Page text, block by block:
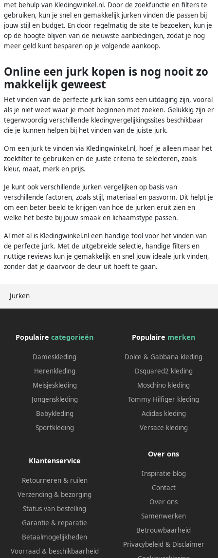
Jurken
met behulp van Kledingwinkel.nl. Door de zoekfunctie en filters te
gebruiken, kun je snel en gemakkelijk jurken vinden die passen bij
jouw stijl en budget. En door regelmatig de site te bezoeken, kun je
op de hoogte blijven van de nieuwste aanbiedingen, zodat je nog
meer geld kunt besparen op je volgende aankoop.
Online een jurk kopen is nog nooit zo
makkelijk geweest
Het vinden van de perfecte jurk kan soms een uitdaging zijn, vooral
als je niet weet waar je moet beginnen met zoeken. Gelukkig zijn er
tegenwoordig verschillende kledingvergelijkingssites beschikbaar
die je kunnen helpen bij het vinden van de juiste jurk.
Om een jurk te vinden via Kledingwinkel.nl, hoef je alleen maar het
zoekfilter te gebruiken en de juiste criteria te selecteren, zoals
kleur, maat, merk en prijs.
Je kunt ook verschillende jurken vergelijken op basis van
verschillende factoren, zoals stijl, materiaal en pasvorm. Dit helpt je
om een beter beeld te krijgen van hoe de jurken eruit zien en
welke het beste bij jouw smaak en lichaamstype passen.
Al met al is Kledingwinkel.nl een handige tool voor het vinden van
de perfecte jurk. Met de uitgebreide selectie, handige filters en
nuttige reviews kun je gemakkelijk en snel jouw ideale jurk vinden,
zonder dat je daarvoor de deur uit hoeft te gaan.
Populaire categorieën
Dameskleding
Herenkleding
Meisjeskleding
Jongenskleding
Babykleding
Sportkleding
Populaire merken
Dolce & Gabbana kleding
Dsquared2 kleding
Moschino kleding
Tommy Hilfiger kleding
Adidas kleding
Versace kleding
Klantenservice
Retourneren & ruilen
Verzending & bezorging
Status van bestelling
Garantie & reparatie
Betaalmogelijkheden
Voorraad & beschikbaarheid
Over ons
Inspiratie blog
Contact
Over ons
Samenwerken
Betrouwbaarheid
Privacybeleid & Disclaimer